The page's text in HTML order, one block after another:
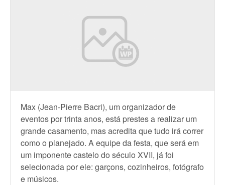
Max (Jean-Pierre Bacri), um organizador de
eventos por trinta anos, está prestes a realizar um
grande casamento, mas acredita que tudo irá correr
como o planejado. A equipe da festa, que será em
um imponente castelo do século XVII, já foi
selecionada por ele: garçons, cozinheiros, fotógrafo
e músicos.